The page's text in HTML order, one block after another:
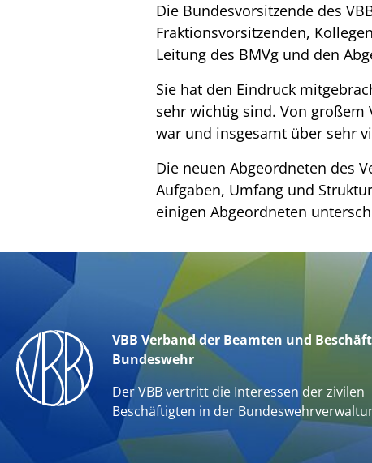
Die Bundesvorsitzende des
Fraktionsvorsitzenden,
Leitung des BMVg und den
Sie hat den Eindruck
sehr wichtig sind. Von großem
war und insgesamt über sehr
Die neuen Abgeordneten des
Aufgaben, Umfang und
einigen Abgeordneten
VBB Verband der Beamten und
Bundeswehr
Der VBB vertritt die Interessen der zivilen
Beschäftigten in der